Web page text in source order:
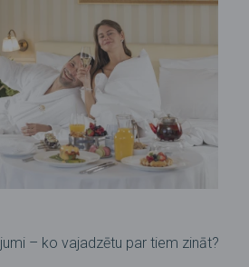
– ko vajadzētu par tiem zināt?